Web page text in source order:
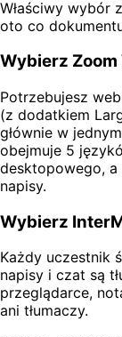
Właściwy wybór
oto co
Wybierz
Potrzebujesz
(z dodatkiem
głównie w
obejmuje 5
desktopowego, a
napisy.
Wybierz
Każdy uczestnik
napisy i czat są
przeglądarce,
ani tłumaczy.